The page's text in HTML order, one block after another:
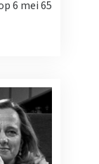
6 mei 65